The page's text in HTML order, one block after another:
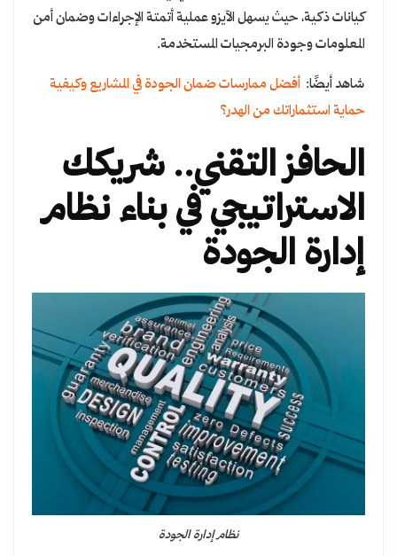
كيانات ذكية، حيث يسهل الآيزو عملية أتمتة الإجراءات وضمان أمن
المعلومات وجودة البرمجيات المستخدمة.
شاهد أيضًا: أفضل ممارسات ضمان الجودة في المشاريع وكيفية
حماية استثماراتك من الهدر؟
الحافز التقني.. شريكك
الاستراتيجي في بناء نظام
إدارة الجودة
نظام إدارة الجودة